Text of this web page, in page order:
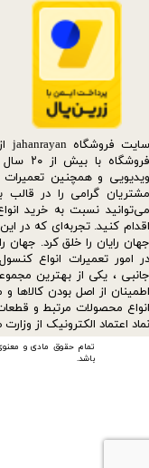
تمام حقوق مادی و
باشد.
ویدیویی و همچنین
مشتریان گرامی را در قالب
می‌توانید نسبت به خرید
اقدام کنید. تجربه‌ای که در
جهان رایان را خلق کرد.
جانبی ، یکی از بهترین
اطمینان از اصل بودن
انواع محصولات مرتبط و
نماد اعتماد الکترونیک از